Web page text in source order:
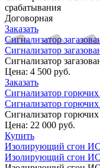
срабатывания
Договорная
Заказать
Сигнализатор
Сигнализатор
Сигнализатор
Цена: 4 500 руб.
Заказать
Сигнализатор
Сигнализатор
Сигнализатор
Цена: 22 000 руб.
Купить
Изолирующий сгон
Изолирующий сгон